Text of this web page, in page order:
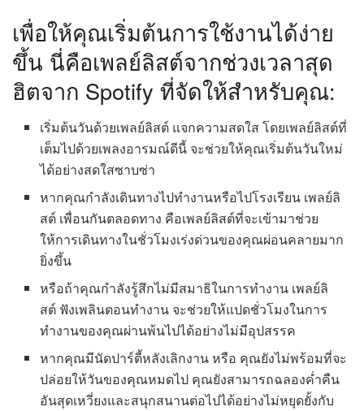
เพื่อให้คุณเริ่มต้นการใช้งานได้ง่าย
ขึ้น นี่คือเพลย์ลิสต์จากช่วงเวลาสุด
ฮิตจาก Spotify ที่จัดให้สำหรับคุณ:
เริ่มต้นวันด้วยเพลย์ลิสต์ แจกความสดใส โดยเพลย์ลิสต์ที่
เต็มไปด้วยเพลงอารมณ์ดีนี้ จะช่วยให้คุณเริ่มต้นวันใหม่
ได้อย่างสดใสซาบซ่า
หากคุณกำลังเดินทางไปทำงานหรือไปโรงเรียน เพลย์ลิ
สต์ เพื่อนกันตลอดทาง คือเพลย์ลิสต์ที่จะเข้ามาช่วย
ให้การเดินทางในชั่วโมงเร่งด่วนของคุณผ่อนคลายมาก
ยิ่งขึ้น
หรือถ้าคุณกำลังรู้สึกไม่มีสมาธิในการทำงาน เพลย์ลิ
สต์ ฟังเพลินตอนทำงาน จะช่วยให้แปดชั่วโมงในการ
ทำงานของคุณผ่านพ้นไปได้อย่างไม่มีอุปสรรค
หากคุณมีนัดปาร์ตี้หลังเลิกงาน หรือ คุณยังไม่พร้อมที่จะ
ปล่อยให้วันของคุณหมดไป คุณยังสามารถฉลองค่ำคืน
อันสุดเหวี่ยงและสนุกสนานต่อไปได้อย่างไม่หยุดยั้งกับ